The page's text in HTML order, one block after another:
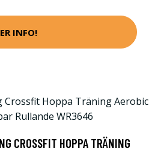
INFO!
CROSSFIT HOPPA TRÄNING